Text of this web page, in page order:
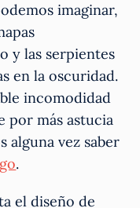
imaginar,
y las serpientes
en la oscuridad.
incomodidad
por más astucia
alguna vez saber
.
el diseño de